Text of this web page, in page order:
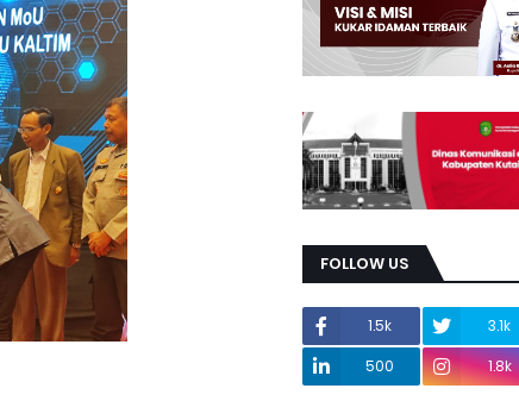
FOLLOW US
1.5k 3.1k
500
1.8k